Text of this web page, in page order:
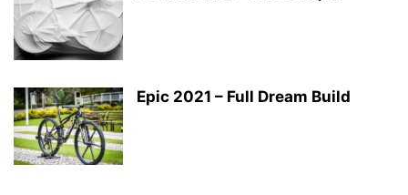
Epic 2021 – Full Dream Build